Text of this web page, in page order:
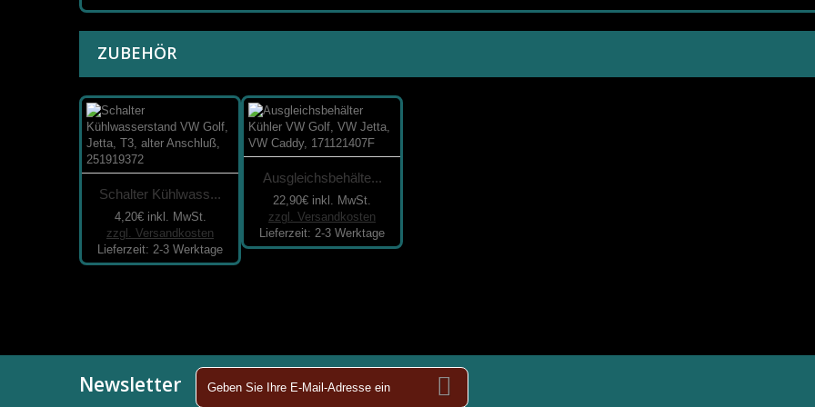
ZUBEHÖR
Schalter Kühlwass...
4,20€ inkl. MwSt.
zzgl. Versandkosten
Lieferzeit: 2-3 Werktage
Ausgleichsbehälte...
22,90€ inkl. MwSt.
zzgl. Versandkosten
Lieferzeit: 2-3 Werktage
Newsletter